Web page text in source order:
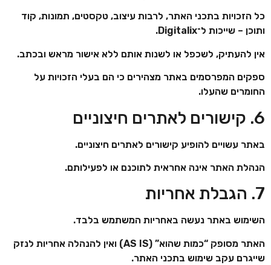
כל הזכויות בתכני האתר, לרבות עיצוב, טקסטים, תמונות, קוד
ותוכן – שייכות ל־Digitalix.
אין להעתיק, לשכפל או לשנות אותם ללא אישור מראש ובכתב.
ספקים המפרסמים באתר מצהירים כי הם בעלי הזכויות על
החומרים שהעלו.
6. קישורים לאתרים חיצוניים
באתר עשויים להופיע קישורים לאתרים חיצוניים.
הנהלת האתר אינה אחראית לתוכנם או לפעילותם.
7. הגבלת אחריות
השימוש באתר נעשה באחריות המשתמש בלבד.
האתר מסופק “כמות שהוא” (AS IS) ואין להנהלה אחריות לנזק
שייגרם עקב שימוש בתכני האתר.